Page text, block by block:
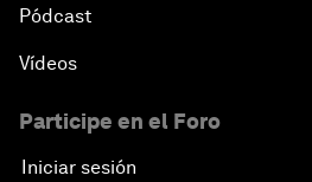
Pódcast
Vídeos
Participe en el Foro
Iniciar sesión